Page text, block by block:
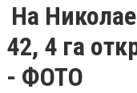
На
42, 4 га
- ФОТО